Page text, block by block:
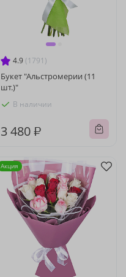
4.9 (1791)
Букет "Альстромерии (11
шт.)"
В наличии
3 480 ₽
Акция